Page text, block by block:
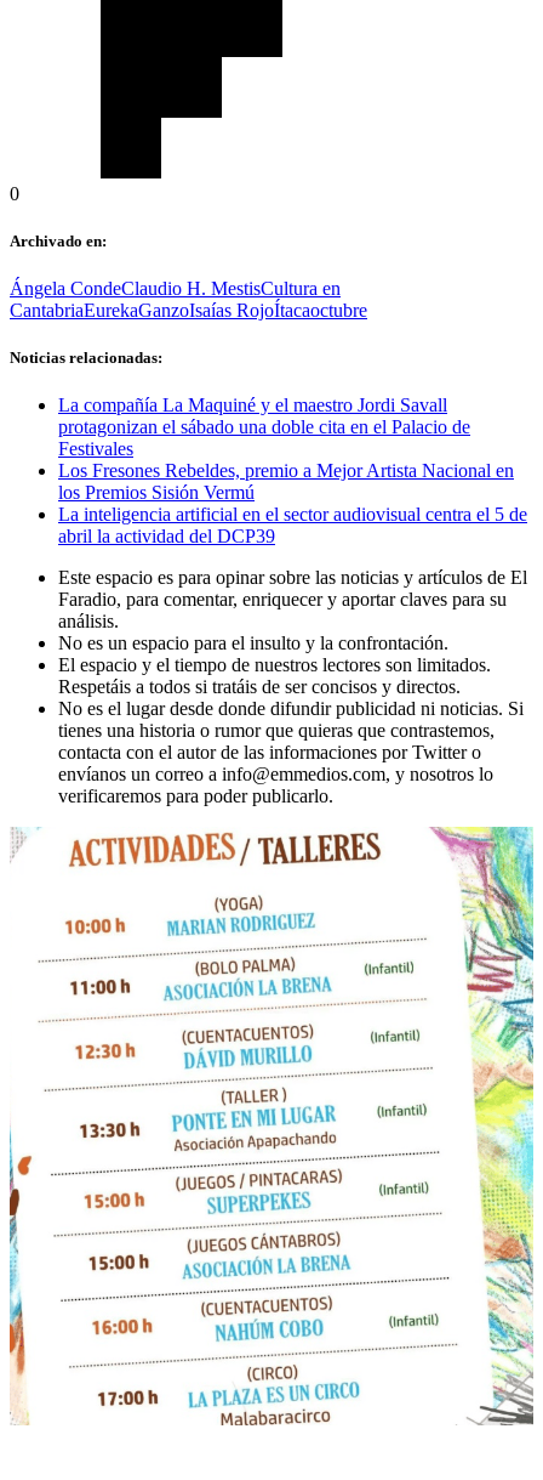
0
Archivado en:
Ángela CondeClaudio H. MestisCultura en
CantabriaEurekaGanzoIsaías RojoÍtacaoctubre
Noticias relacionadas:
La compañía La Maquiné y el maestro Jordi Savall
protagonizan el sábado una doble cita en el Palacio de
Festivales
Los Fresones Rebeldes, premio a Mejor Artista Nacional en
los Premios Sisión Vermú
La inteligencia artificial en el sector audiovisual centra el 5 de
abril la actividad del DCP39
Este espacio es para opinar sobre las noticias y artículos de El
Faradio, para comentar, enriquecer y aportar claves para su
análisis.
No es un espacio para el insulto y la confrontación.
El espacio y el tiempo de nuestros lectores son limitados.
Respetáis a todos si tratáis de ser concisos y directos.
No es el lugar desde donde difundir publicidad ni noticias. Si
tienes una historia o rumor que quieras que contrastemos,
contacta con el autor de las informaciones por Twitter o
envíanos un correo a info@emmedios.com, y nosotros lo
verificaremos para poder publicarlo.